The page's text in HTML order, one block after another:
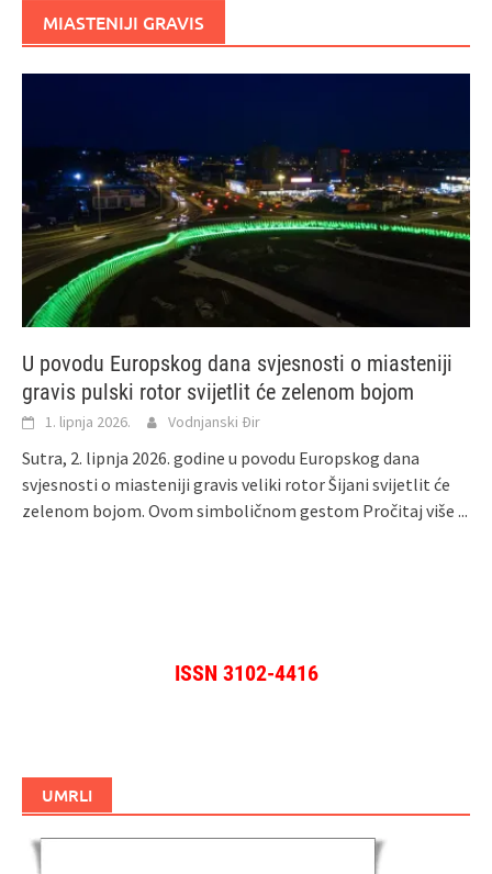
MIASTENIJI GRAVIS
U povodu Europskog dana svjesnosti o miasteniji
gravis pulski rotor svijetlit će zelenom bojom
1. lipnja 2026. Vodnjanski Đir
Sutra, 2. lipnja 2026. godine u povodu Europskog dana
svjesnosti o miasteniji gravis veliki rotor Šijani svijetlit će
zelenom bojom. Ovom simboličnom gestom Pročitaj više ...
ISSN 3102-4416
UMRLI